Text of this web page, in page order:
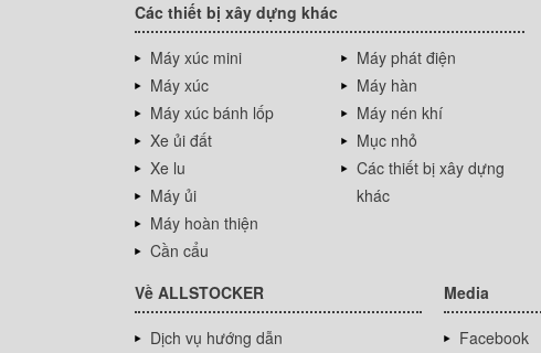
Các thiết bị xây dựng khác
Máy xúc mini
Máy xúc
Máy xúc bánh lốp
Xe ủi đất
Xe lu
Máy ủi
Máy hoàn thiện
Cần cẩu
Máy phát điện
Máy hàn
Máy nén khí
Mục nhỏ
Các thiết bị xây dựng
khác
Về ALLSTOCKER
Dịch vụ hướng dẫn
Media
Facebook